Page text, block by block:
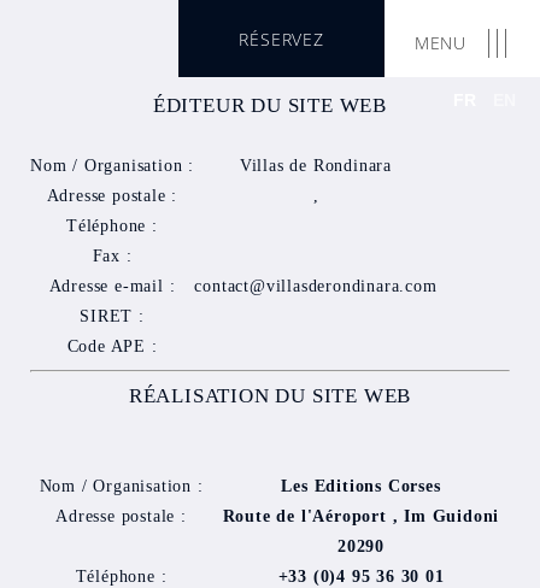
MENU
RÉSERVEZ
ÉDITEUR DU SITE WEB
Nom / Organisation :
Villas de Rondinara
Adresse postale :
Téléphone :
Fax :
Adresse e-mail :
contact@villasderondinara.com
SIRET :
Code APE :
RÉALISATION DU SITE WEB
Nom / Organisation :
Les Editions Corses
Adresse postale :
Route de l'Aéroport , Im Guidoni
20290
Téléphone :
+33 (0)4 95 36 30 01